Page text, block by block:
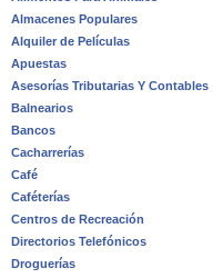
Almacenes Populares
Alquiler de Películas
Apuestas
Asesorías Tributarias Y Contables
Balnearios
Bancos
Cacharrerías
Café
Caféterías
Centros de Recreación
Directorios Telefónicos
Droguerías